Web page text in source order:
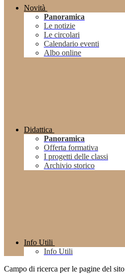
Novità
Panoramica
Le notizie
Le circolari
Calendario eventi
Albo online
Didattica
Panoramica
Offerta formativa
I progetti delle classi
Archivio storico
Info Utili
Info Utili
Campo di ricerca per le pagine del sito